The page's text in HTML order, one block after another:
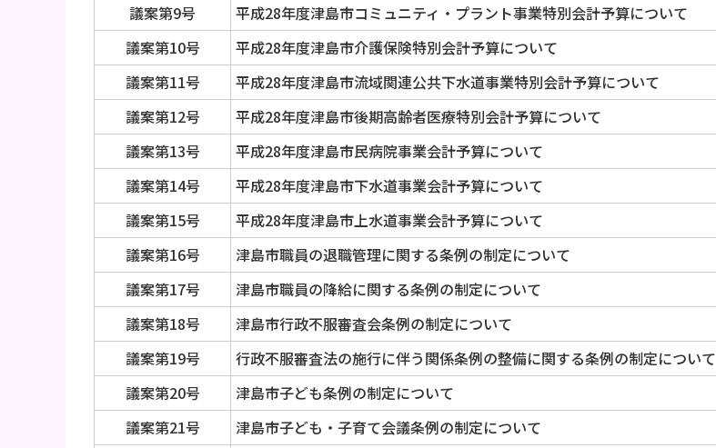
議案第9号
平成28年度津島市コミュニティ・プラント事業特別会計予算について
議案第10号
平成28年度津島市介護保険特別会計予算について
議案第11号
平成28年度津島市流域関連公共下水道事業特別会計予算について
議案第12号
平成28年度津島市後期高齢者医療特別会計予算について
議案第13号
平成28年度津島市民病院事業会計予算について
議案第14号
平成28年度津島市下水道事業会計予算について
議案第15号
平成28年度津島市上水道事業会計予算について
議案第16号
津島市職員の退職管理に関する条例の制定について
議案第17号
津島市職員の降給に関する条例の制定について
議案第18号
津島市行政不服審査会条例の制定について
議案第19号
行政不服審査法の施行に伴う関係条例の整備に関する条例の制定について
議案第20号
津島市子ども条例の制定について
議案第21号
津島市子ども・子育て会議条例の制定について